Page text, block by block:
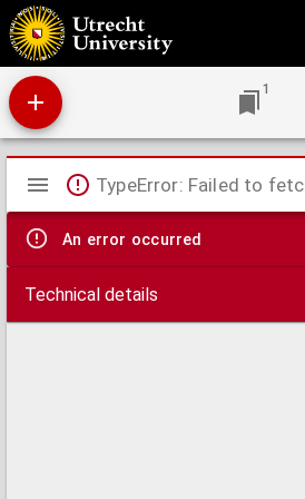
Aan de Hoog Edel Geboren Heer en Vrouwe J. van
feest van hun vijftigjarigen echt 1823-1873
1
Mirador
viewer
TypeError: Failed to
An error occurred
Technical details